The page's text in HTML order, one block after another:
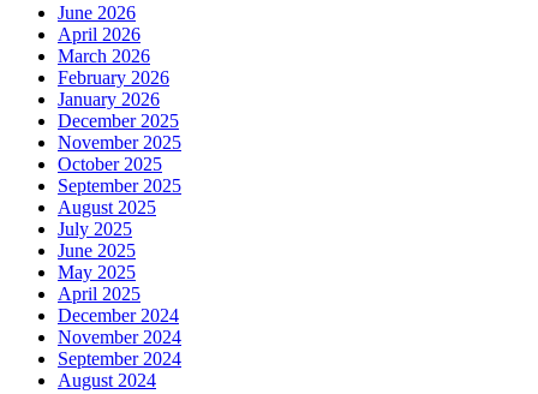
June 2026
April 2026
March 2026
February 2026
January 2026
December 2025
November 2025
October 2025
September 2025
August 2025
July 2025
June 2025
May 2025
April 2025
December 2024
November 2024
September 2024
August 2024